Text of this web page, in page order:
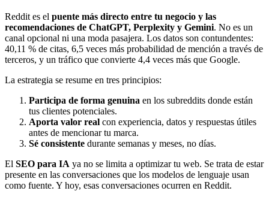
Reddit es el puente más directo entre tu negocio y las
recomendaciones de ChatGPT, Perplexity y Gemini. No es un
canal opcional ni una moda pasajera. Los datos son contundentes:
40,11 % de citas, 6,5 veces más probabilidad de mención a través de
terceros, y un tráfico que convierte 4,4 veces más que Google.
La estrategia se resume en tres principios:
Participa de forma genuina en los subreddits donde están
tus clientes potenciales.
Aporta valor real con experiencia, datos y respuestas útiles
antes de mencionar tu marca.
Sé consistente durante semanas y meses, no días.
El SEO para IA ya no se limita a optimizar tu web. Se trata de estar
presente en las conversaciones que los modelos de lenguaje usan
como fuente. Y hoy, esas conversaciones ocurren en Reddit.